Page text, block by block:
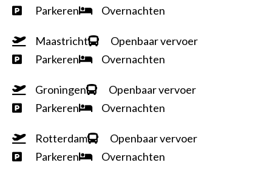
Parkeren
Overnachten
Maastricht
Openbaar vervoer
Parkeren
Overnachten
Groningen
Openbaar vervoer
Parkeren
Overnachten
Rotterdam
Openbaar vervoer
Parkeren
Overnachten